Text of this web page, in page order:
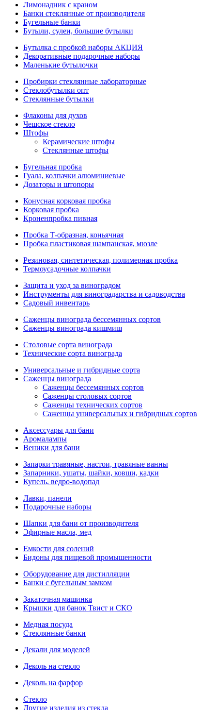
Лимонадник с краном
Банки стеклянные от производителя
Бугельные банки
Бутыли, сулеи, большие бутылки
Бутылка с пробкой наборы АКЦИЯ
Декоративные подарочные наборы
Маленькие бутылочки
Пробирки стеклянные лабораторные
Стеклобутылки опт
Стеклянные бутылки
Флаконы для духов
Чешское стекло
Штофы
Керамические штофы
Стеклянные штофы
Бугельная пробка
Гуала, колпачки алюминиевые
Дозаторы и штопоры
Конусная корковая пробка
Корковая пробка
Кроненпробка пивная
Пробка Т-образная, коньячная
Пробка пластиковая шампанская, мюзле
Резиновая, синтетическая, полимерная пробка
Термоусадочные колпачки
Защита и уход за виноградом
Инструменты для виноградарства и садоводства
Садовый инвентарь
Саженцы винограда бессемянных сортов
Саженцы винограда кишмиш
Столовые сорта винограда
Технические сорта винограда
Универсальные и гибридные сорта
Саженцы винограда
Саженцы бессемянных сортов
Саженцы столовых сортов
Саженцы технических сортов
Саженцы универсальных и гибридных сортов
Аксессуары для бани
Аромалампы
Веники для бани
Запарки травяные, настои, травяные ванны
Запарники, ушаты, шайки, ковши, кадки
Купель, ведро-водопад
Лавки, панели
Подарочные наборы
Шапки для бани от производителя
Эфирные масла, мед
Емкости для солений
Бидоны для пищевой промышенности
Оборудование для дистилляции
Банки с бугельным замком
Закаточная машинка
Крышки для банок Твист и СКО
Медная посуда
Стеклянные банки
Декали для моделей
Деколь на стекло
Деколь на фарфор
Стекло
Другие изделия из стекла